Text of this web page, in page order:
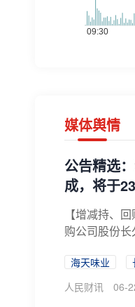
媒体舆情
公告精选
成，将于
【增减持、
购公司股份
海天味业
人民财讯
06-